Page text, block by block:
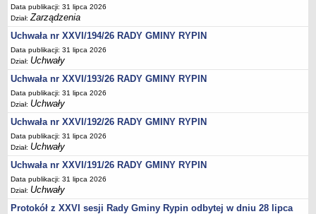
wolne stanowiska urzędnicze
Wyniki naboru na wolne stanowiska urzędnicze
Sygnaliści
Galeria
Raporty o stanie dostępności
Wnioski
Struktura organizacyjna
Rada gminy
Wójt
Urząd gminy
Data publikacji: 31 lipca 2026
Dział:Zarządzenia
Uchwała nr XXVI/194/26 RADY GMINY RYPIN
Data publikacji: 31 lipca 2026
Dział: Uchwały
Uchwała nr XXVI/193/26 RADY GMINY RYPIN
Data publikacji: 31 lipca 2026
Dział: Uchwały
Uchwała nr XXVI/192/26 RADY GMINY RYPIN
Data publikacji: 31 lipca 2026
Dział: Uchwały
Uchwała nr XXVI/191/26 RADY GMINY RYPIN
Data publikacji: 31 lipca 2026
Dział: Uchwały
Protokół z XXVI sesji Rady Gminy Rypin odbytej w dniu 28 lipca